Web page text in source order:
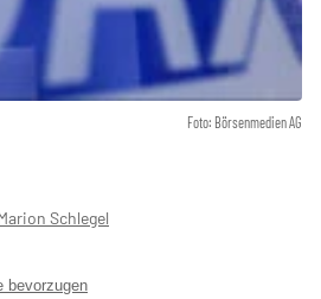
Foto: Börsenmedien AG
Schlegel
bevorzugen